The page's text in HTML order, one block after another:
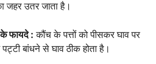
जहर उतर जाता है।
फायदे : कौंच के पत्तों को पीसकर घाव पर
बांधने से घाव ठीक होता है।